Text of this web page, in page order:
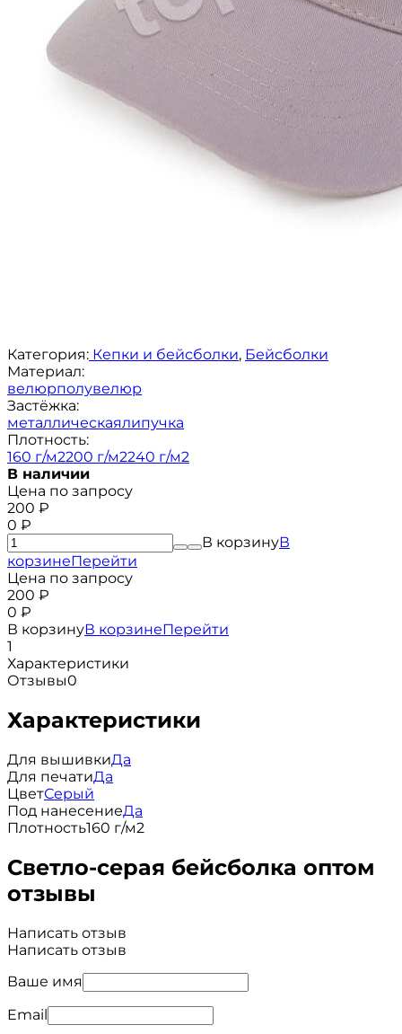
Категория: Кепки и бейсболки, Бейсболки
Материал:
велюрполувелюр
Застёжка:
металлическаялипучка
Плотность:
160 г/м2200 г/м2240 г/м2
В наличии
Цена по запросу
200 ₽
0 ₽
В корзинуВ
корзинеПерейти
Цена по запросу
200 ₽
0 ₽
В корзинуВ корзинеПерейти
1
Характеристики
Отзывы0
Характеристики
Для вышивкиДа
Для печатиДа
ЦветСерый
Под нанесениеДа
Плотность160 г/м2
Светло-серая бейсболка оптом
отзывы
Написать отзыв
Написать отзыв
Ваше имя
Email